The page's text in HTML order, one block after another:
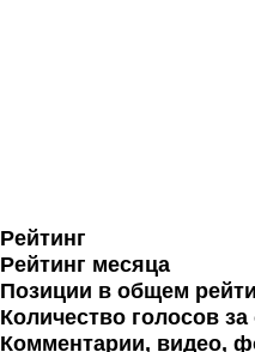
Рейтинг
Рейтинг месяца
Позиции в общем
Количество голосов за
Комментарии, видео,